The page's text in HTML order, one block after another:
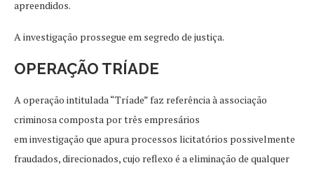
apreendidos.
A investigação prossegue em segredo de justiça.
OPERAÇÃO TRÍADE
A operação intitulada “Tríade” faz referência à associação
criminosa composta por três empresários
em investigação que apura processos licitatórios possivelmente
fraudados, direcionados, cujo reflexo é a eliminação de qualquer